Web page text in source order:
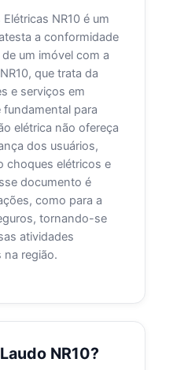
NR10 é um
a conformidade
um imóvel com a
que trata da
e serviços em
fundamental para
elétrica não ofereça
dos usuários,
choques elétricos e
documento é
como para a
tornando-se
atividades
na região.
NR10?